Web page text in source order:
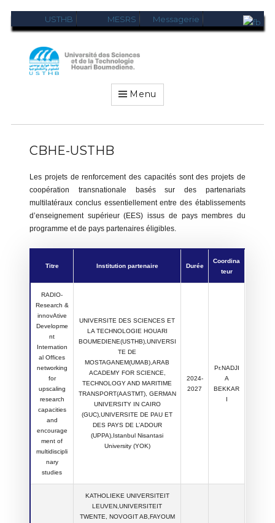
USTHB MESRS Messagerie
USTHB-
VRRELEX
Menu
CBHE-USTHB
Les projets de renforcement des capacités sont des projets de
coopération transnationale basés sur des partenariats
multilatéraux conclus essentiellement entre des établissements
d’enseignement supérieur (EES) issus de pays membres du
programme et de pays partenaires éligibles.
Titre Institution partenaire Durée
Coordina
teur
RADIO-
Research &
innovAtive
Developme
nt
Internation
al Offices
networking
for
upscaling
research
capacities
and
encourage
ment of
multidiscipli
nary
studies
UNIVERSITE DES SCIENCES ET
LA TECHNOLOGIE HOUARI
BOUMEDIENE(USTHB),UNIVERSI
TE DE
MOSTAGANEM(UMAB),ARAB
ACADEMY FOR SCIENCE,
TECHNOLOGY AND MARITIME
TRANSPORT(AASTMT), GERMAN
UNIVERSITY IN CAIRO
(GUC),UNIVERSITE DE PAU ET
DES PAYS DE L’ADOUR
(UPPA),Istanbul Nisantasi
University (YOK)
2024-
2027
Pr.NADJI
A
BEKKAR
I
KATHOLIEKE UNIVERSITEIT
LEUVEN,UNIVERSITEIT
TWENTE, NOVOGIT AB,FAYOUM